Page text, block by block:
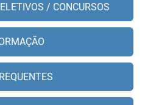
/ CONCURSOS